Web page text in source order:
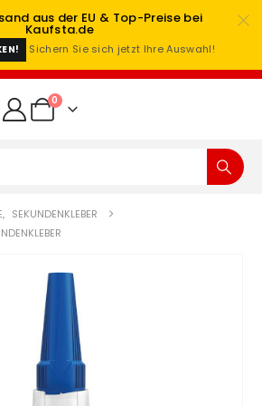
aus der EU & Top-Preise bei
Kaufsta.de
Sichern Sie sich jetzt Ihre Auswahl!
0
, SEKUNDENKLEBER